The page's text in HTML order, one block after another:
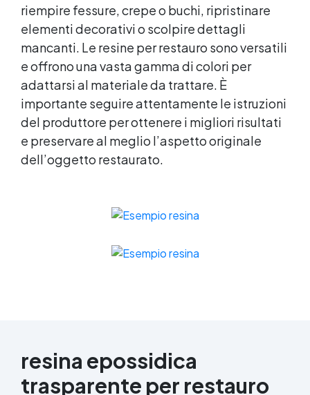
riempire fessure, crepe o buchi, ripristinare
elementi decorativi o scolpire dettagli
mancanti. Le resine per restauro sono versatili
e offrono una vasta gamma di colori per
adattarsi al materiale da trattare. È
importante seguire attentamente le istruzioni
del produttore per ottenere i migliori risultati
e preservare al meglio l’aspetto originale
dell’oggetto restaurato.
resina epossidica
trasparente per restauro